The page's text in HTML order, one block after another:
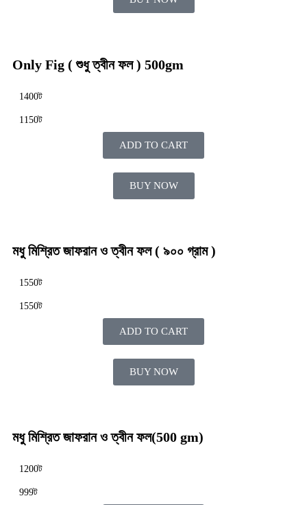
Only Fig ( শুধু ত্বীন ফল ) 500gm
1400ট
1150ট
ADD TO CART
BUY NOW
মধু মিশ্রিত জাফরান ও ত্বীন ফল ( ৯০০ গ্রাম )
1550ট
1550ট
ADD TO CART
BUY NOW
মধু মিশ্রিত জাফরান ও ত্বীন ফল(500 gm)
1200ট
999ট